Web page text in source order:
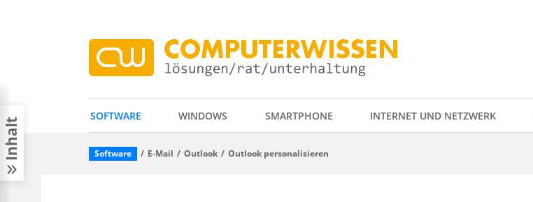
SOFTWARE WINDOWS SMARTPHONE INTERNET UND NETZWERK
Software E-Mail Outlook Outlook personalisieren
Inhalt